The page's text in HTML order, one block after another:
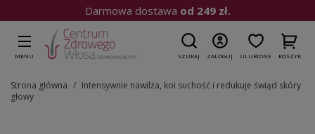
Darmowa dostawa od 249 zł.
MENU SZUKAJ ZALOGUJ ULUBIONE KOSZYK
Strona główna
Intensywnie nawilża, koi suchość i redukuje świąd skóry
głowy